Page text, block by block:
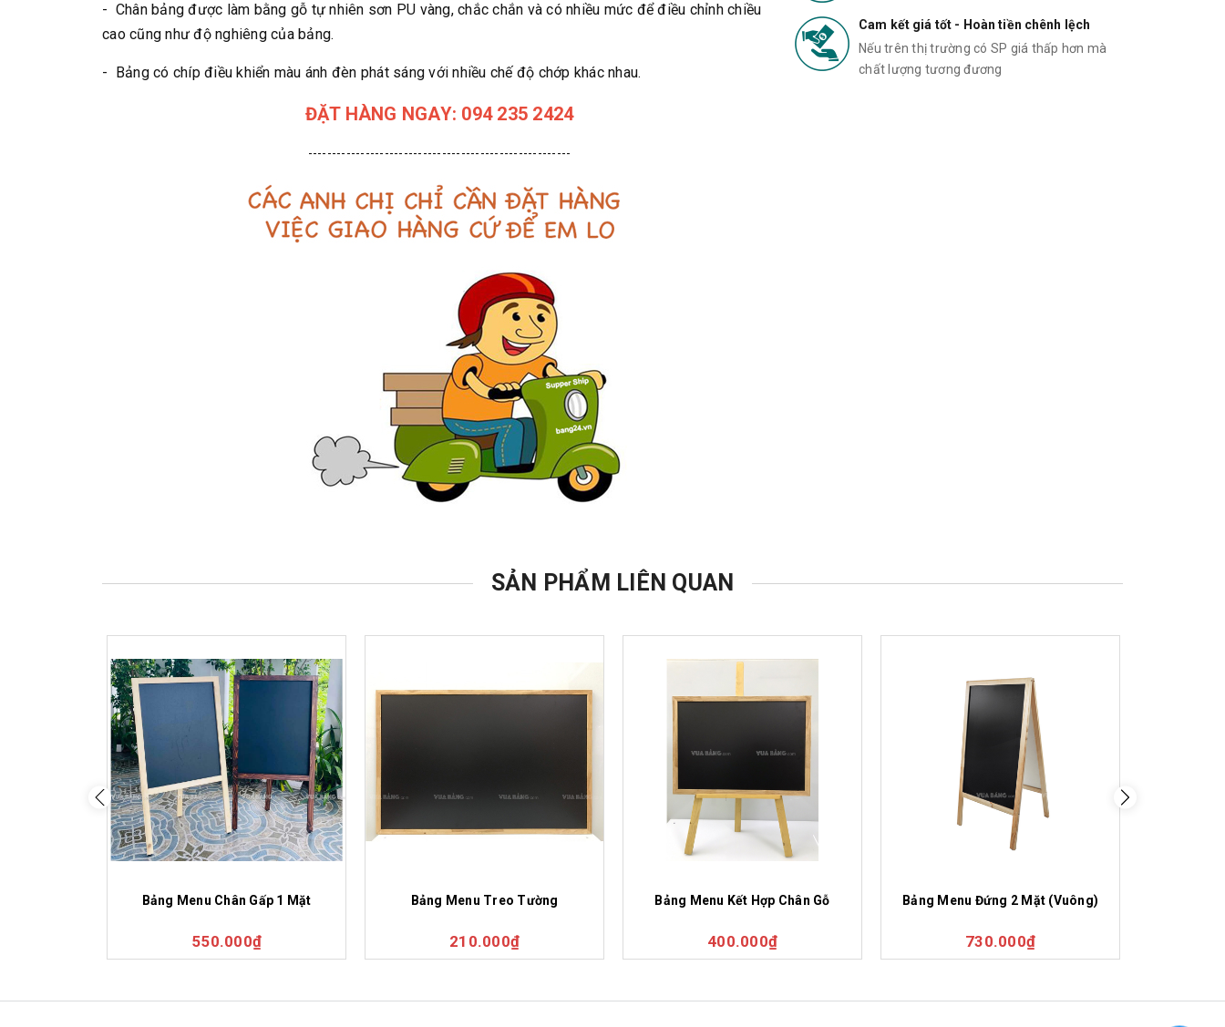
Cam kết giá tốt - Hoàn tiền chênh lệch
Nếu trên thị trường có SP giá thấp hơn mà
chất lượng tương đương
- Chân bảng được làm bằng gỗ tự nhiên sơn PU vàng, chắc chắn và có nhiều mức để điều chỉnh chiều
cao cũng như độ nghiêng của bảng.
- Bảng có chíp điều khiển màu ánh đèn phát sáng với nhiều chế độ chớp khác nhau.
ĐẶT HÀNG NGAY: 094 235 2424
-------------------------------------------------------
SẢN PHẨM LIÊN QUAN
Bảng Menu Chân Gấp 1 Mặt
550.000₫
Bảng Menu Treo Tường
210.000₫
Bảng Menu Kết Hợp Chân Gỗ
400.000₫
Bảng Menu Đứng 2 Mặt (Vuông)
730.000₫